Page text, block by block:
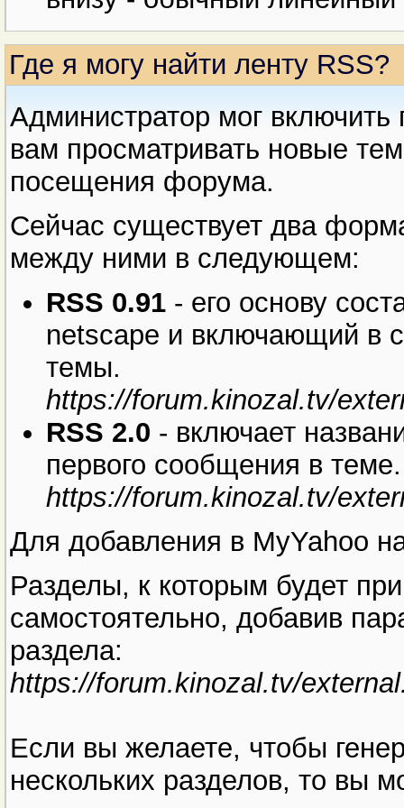
Где я могу найти ленту RSS?
Администратор мог
вам просматривать новые
посещения форума.
Сейчас существует два
между ними в следующем:
RSS 0.91 - его основу
netscape и включающий в
темы.
https://forum.kinozal.tv/
RSS 2.0 - включает
первого сообщения в теме.
https://forum.kinozal.tv/
Для добавления в MyYahoo
Разделы, к которым будет
самостоятельно, добавив
раздела:
https://forum.kinozal.tv/
Если вы желаете, чтобы
нескольких разделов, то вы